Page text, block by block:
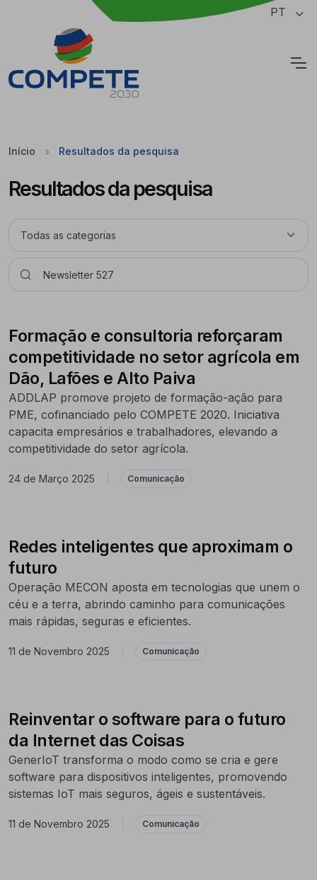
Saltar para o conteúdo principal da página PT
Início Resultados da pesquisa
Resultados da pesquisa
Formação e consultoria reforçaram
competitividade no setor agrícola em
Dão, Lafões e Alto Paiva
ADDLAP promove projeto de formação-ação para
PME, cofinanciado pelo COMPETE 2020. Iniciativa
capacita empresários e trabalhadores, elevando a
competitividade do setor agrícola.
24 de Março 2025 Comunicação
Redes inteligentes que aproximam o
futuro
Operação MECON aposta em tecnologias que unem o
céu e a terra, abrindo caminho para comunicações
mais rápidas, seguras e eficientes.
11 de Novembro 2025 Comunicação
Reinventar o software para o futuro
da Internet das Coisas
GenerIoT transforma o modo como se cria e gere
software para dispositivos inteligentes, promovendo
sistemas IoT mais seguros, ágeis e sustentáveis.
11 de Novembro 2025 Comunicação